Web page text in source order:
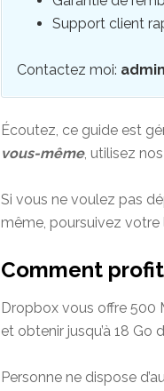
Support client
Contactez moi:
Écoutez, ce guide est
vous-même, utilisez
Si vous ne voulez pas
même, poursuivez votre
Comment
Dropbox vous offre 500
et obtenir jusqu’à 18 Go
Personne ne dispose